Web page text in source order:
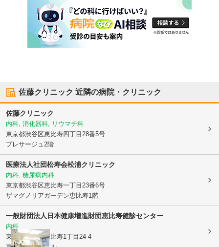
佐藤クリニック 近隣の病院・クリニック
佐藤クリニック
内科, 消化器科, リウマチ科
東京都渋谷区恵比寿四丁目28番5号
プレサージュ2階
医療法人社団松寿会松浦クリニック
内科, 糖尿病内科
東京都渋谷区恵比寿一丁目23番6号
ザマグノリアガーデン恵比寿1階
一般財団法人日本健康増進財団恵比寿健診センター
内科
東京都渋谷区恵比寿1丁目24-4